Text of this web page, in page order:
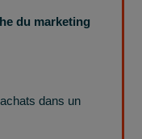
du marketing
dans un